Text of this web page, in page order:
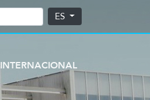
ES
INTERNACIONAL